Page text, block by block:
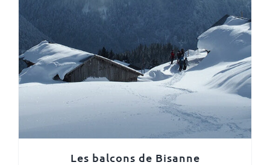
Les balcons de Bisanne